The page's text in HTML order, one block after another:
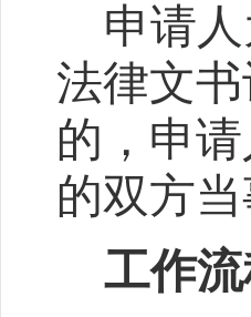
申请
法律文
的，申
的双方当
工作